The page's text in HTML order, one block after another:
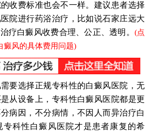
收费标准也会不一样。建议患者选择
院进行药浴治疗，比如说石家庄远大
疗白癜风收费合理、公正、透明。 (点
癜风的具体费用问题)
选择正规专科性的白癜风医院，无
从设备上，专科性白癜风医院都是更
病因，不分病情，不因人而异治疗白
专科性白癜风医院才是患者康复的希